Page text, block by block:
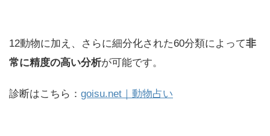
12動物に加え、さらに細分化された60分類によって非
常に精度の高い分析が可能です。
診断はこちら： goisu.net｜動物占い